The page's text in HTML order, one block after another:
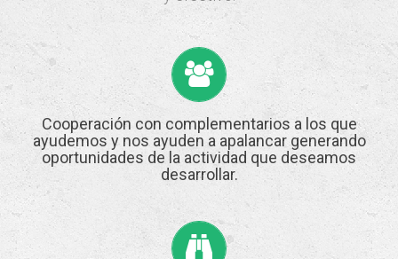
Cooperación con complementarios a los que
ayudemos y nos ayuden a apalancar generando
oportunidades de la actividad que deseamos
desarrollar.